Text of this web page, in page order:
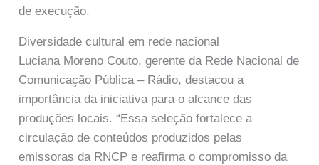
de execução.
Diversidade cultural em rede nacional
Luciana Moreno Couto, gerente da Rede Nacional de
Comunicação Pública – Rádio, destacou a
importância da iniciativa para o alcance das
produções locais. “Essa seleção fortalece a
circulação de conteúdos produzidos pelas
emissoras da RNCP e reafirma o compromisso da